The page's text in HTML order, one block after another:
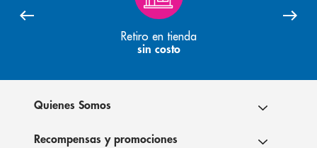
Retiro en tienda
sin costo
Quienes Somos
Recompensas y promociones